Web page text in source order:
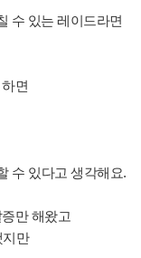
수 있는 레이드라면
면
수 있다고 생각해요.
만 해왔고
지만